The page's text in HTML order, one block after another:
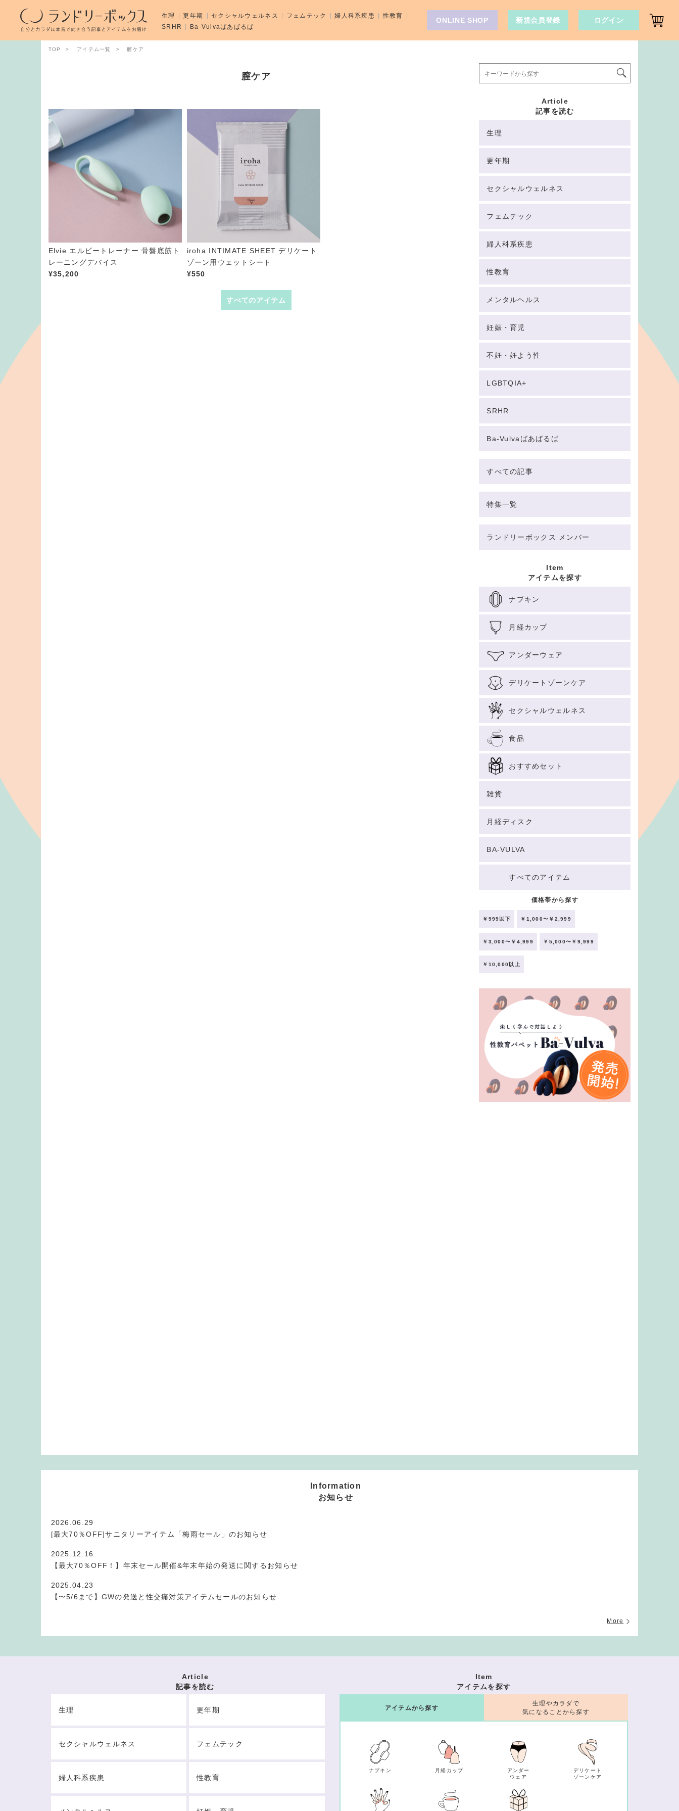
TOP アイテム一覧 膣ケア
膣ケア
Elvie エルビートレーナー 骨盤底筋ト
レーニングデバイス
¥35,200
iroha INTIMATE SHEET デリケート
ゾーン用ウェットシート
¥550
すべてのアイテム
Article
記事を読む
生理
更年期
セクシャルウェルネス
フェムテック
婦人科系疾患
性教育
メンタルヘルス
妊娠・育児
不妊・妊よう性
LGBTQIA+
SRHR
Ba-Vulvaばあばるば
すべての記事
特集一覧
ランドリーボックス メンバー
Item
アイテムを探す
ナプキン
月経カップ
アンダーウェア
デリケートゾーンケア
セクシャルウェルネス
食品
おすすめセット
雑貨
月経ディスク
BA-VULVA
すべてのアイテム
価格帯から探す
￥999以下 ￥1,000〜￥2,999
￥3,000〜￥4,999 ￥5,000〜￥9,999
￥10,000以上
Information
お知らせ
2026.06.29
[最大70％OFF]サニタリーアイテム「梅雨セール」のお知らせ
2025.12.16
【最大70％OFF！】年末セール開催&年末年始の発送に関するお知らせ
2025.04.23
【〜5/6まで】GWの発送と性交痛対策アイテムセールのお知らせ
More
Article
記事を読む
生理 更年期
セクシャルウェルネス フェムテック
婦人科系疾患 性教育
Item
アイテムを探す
アイテムから探す
ナプキン 月経カップ
アンダー
ウェア
デリケート
ゾーンケア
生理やカラダで
気になることから探す
生理 更年期 セクシャルウェルネス フェムテック 婦人科系疾患
性教育
SRHR
Ba-Vulvaばあばるば
ONLINE SHOP 新規会員登録 ログイン